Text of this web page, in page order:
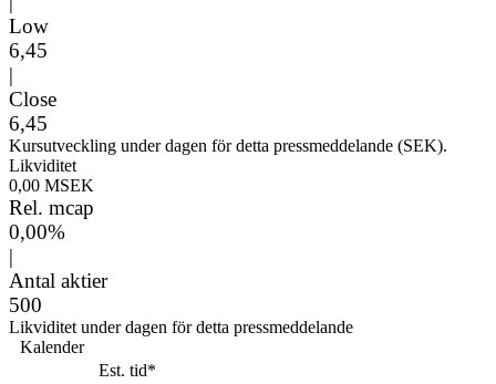
Low
6,45
|
Close
6,45
Kursutveckling under dagen för detta pressmeddelande (SEK).
Likviditet
0,00 MSEK
Rel. mcap
0,00%
|
Antal aktier
500
Likviditet under dagen för detta pressmeddelande
Kalender
Est. tid*